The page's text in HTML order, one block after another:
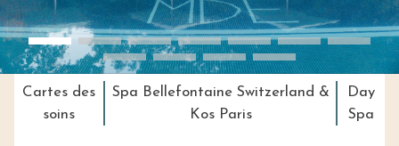
Cartes des
soins
Spa Bellefontaine Switzerland &
Kos Paris
Day
Spa